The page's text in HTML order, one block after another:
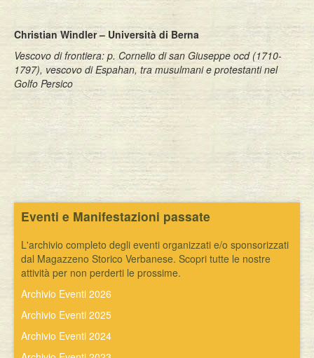
Christian Windler – Università di Berna
Vescovo di frontiera: p. Cornelio di san Giuseppe ocd (1710-
1797), vescovo di Espahan, tra musulmani e protestanti nel
Golfo Persico
Eventi e Manifestazioni passate
L'archivio completo degli eventi organizzati e/o sponsorizzati
dal Magazzeno Storico Verbanese. Scopri tutte le nostre
attività per non perderti le prossime.
Archivio Eventi 2026
Archivio Eventi 2025
Archivio Eventi 2024